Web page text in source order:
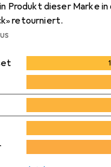
Produkt dieser Marke
retourniert.